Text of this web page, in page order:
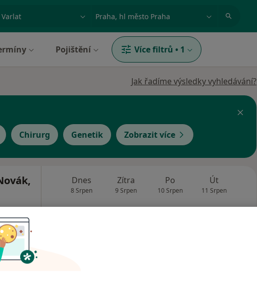
Město nebo region
Pojištění Více filtrů • 1
Jak řadíme výsledky vyhledávání?
Chirurg Genetik Zobrazit více
Dnes
8 Srpen
Zítra
9 Srpen
Po
10 Srpen
Út
11 Srpen